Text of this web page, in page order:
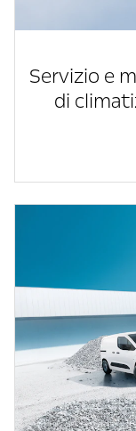
Servizio e
di